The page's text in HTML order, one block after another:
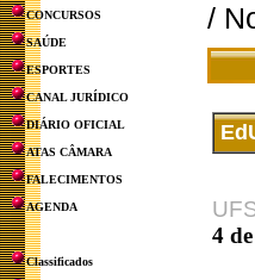
CONCURSOS
SAÚDE
ESPORTES
CANAL JURÍDICO
DIÁRIO OFICIAL
ATAS CÂMARA
FALECIMENTOS
AGENDA
Classificados
/
4